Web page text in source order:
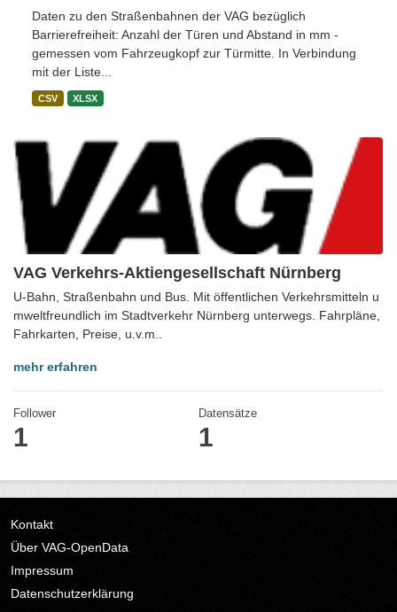
VAG Verkehrs-Aktiengesellschaft Nürnberg
U-Bahn, Straßenbahn und Bus. Mit öffentlichen Verkehrsmitteln u
mweltfreundlich im Stadtverkehr Nürnberg unterwegs. Fahrpläne,
Fahrkarten, Preise, u.v.m..
mehr erfahren
Follower
1
Datensätze
1
Daten zu den Straßenbahnen der VAG bezüglich
Barrierefreiheit: Anzahl der Türen und Abstand in mm -
gemessen vom Fahrzeugkopf zur Türmitte. In Verbindung
mit der Liste...
CSV XLSX
Kontakt
Über VAG-OpenData
Impressum
Datenschutzerklärung